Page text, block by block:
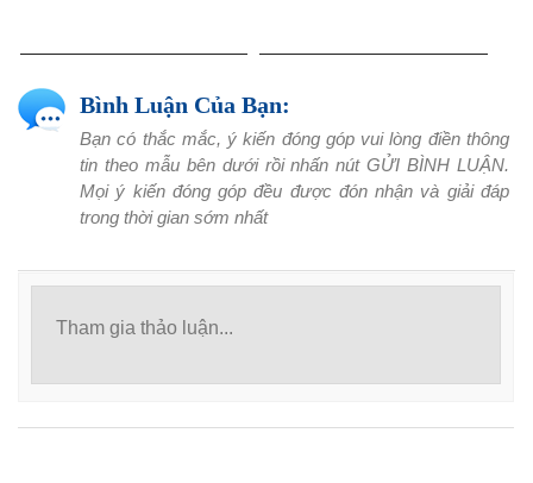
Bình Luận Của Bạn:
Bạn có thắc mắc, ý kiến đóng góp vui lòng điền thông
tin theo mẫu bên dưới rồi nhấn nút GỬI BÌNH LUẬN.
Mọi ý kiến đóng góp đều được đón nhận và giải đáp
trong thời gian sớm nhất